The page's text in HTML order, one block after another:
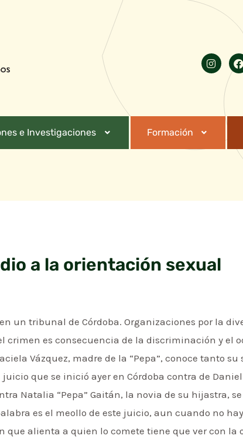
e Investigaciones Formación
a la orientación sexual
un tribunal de Córdoba. Organizaciones por la
crimen es consecuencia de la discriminación y el
Vázquez, madre de la “Pepa”, conoce tanto
que se inició ayer en Córdoba contra de
Natalia “Pepa” Gaitán, la novia de su hijastra,
es el meollo de este juicio, aun cuando no
alienta a quien lo comete tiene que ver con la